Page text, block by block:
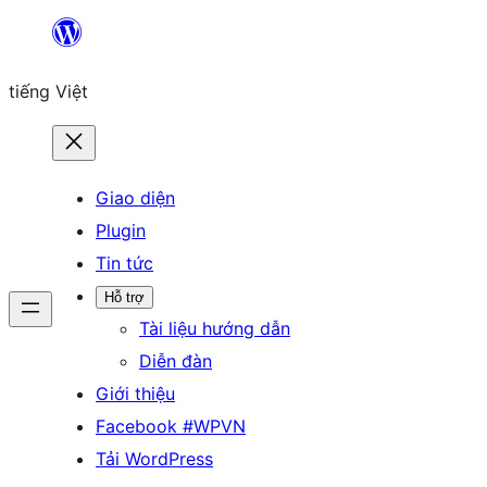
Chuyển
phần
tiếng Việt
Giao diện
Plugin
Tin tức
Hỗ trợ
Tài liệu hướng dẫn
Diễn đàn
Giới thiệu
Facebook #WPVN
Tải WordPress